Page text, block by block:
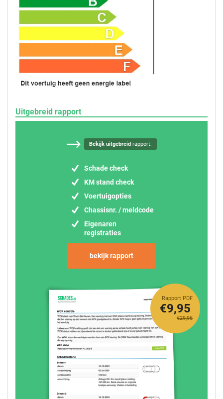
Uitgebreid rapport
Bekijk uitgebreidrapport:
Schade check
KM stand check
Voertuigopties
Chassisnr. / meldcode
Eigenaren
registraties
bekijk rapport
Rapport PDF
€29,95
€9,95